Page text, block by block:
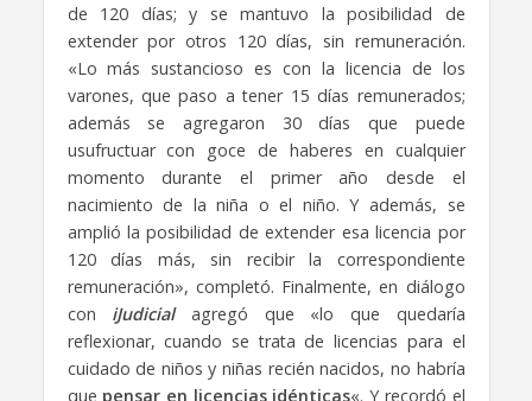
de 120 días; y se mantuvo la posibilidad de
extender por otros 120 días, sin remuneración.
«Lo más sustancioso es con la licencia de los
varones, que paso a tener 15 días remunerados;
además se agregaron 30 días que puede
usufructuar con goce de haberes en cualquier
momento durante el primer año desde el
nacimiento de la niña o el niño. Y además, se
amplió la posibilidad de extender esa licencia por
120 días más, sin recibir la correspondiente
remuneración», completó. Finalmente, en diálogo
con iJudicialagregó que «lo que quedaría
reflexionar, cuando se trata de licencias para el
cuidado de niños y niñas recién nacidos, no habría
que pensar en licencias idénticas«. Y recordó el